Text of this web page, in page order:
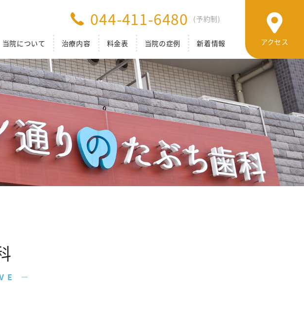
044-411-6480 (予約制)
当院について 治療内容 料金表 当院の症例 新着情報 アクセス